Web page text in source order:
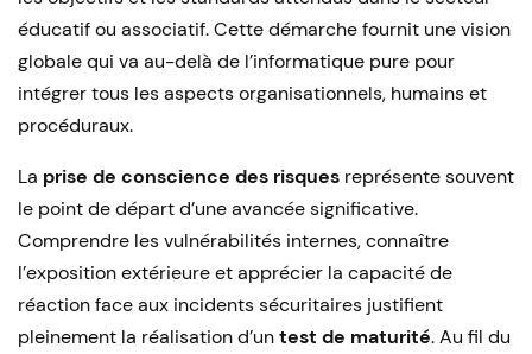
éducatif ou associatif. Cette démarche fournit une vision
globale qui va au-delà de l’informatique pure pour
intégrer tous les aspects organisationnels, humains et
procéduraux.
La prise de conscience des risques représente souvent
le point de départ d’une avancée significative.
Comprendre les vulnérabilités internes, connaître
l’exposition extérieure et apprécier la capacité de
réaction face aux incidents sécuritaires justifient
pleinement la réalisation d’untest de maturité. Au fil du